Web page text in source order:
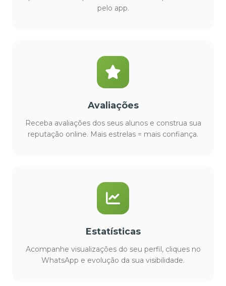
pelo app.
Avaliações
Receba avaliações dos seus alunos e construa sua
reputação online. Mais estrelas = mais confiança.
Estatísticas
Acompanhe visualizações do seu perfil, cliques no
WhatsApp e evolução da sua visibilidade.